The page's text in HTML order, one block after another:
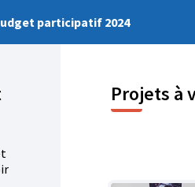
participatif 2024
Projets à